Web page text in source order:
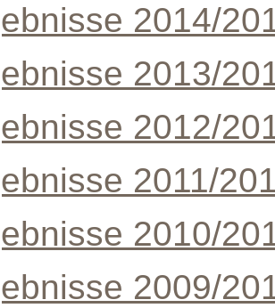
2014/
2013/
2012/
2011/
2010/
2009/